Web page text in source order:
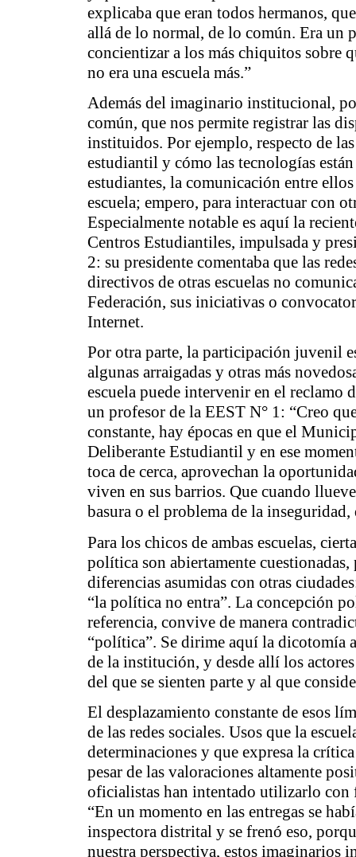
explicaba que eran todos hermanos,
allá de lo normal, de lo común. Era un
concientizar a los más chiquitos sobre
no era una escuela más.”
Además del imaginario institucional,
común, que nos permite registrar las
instituidos. Por ejemplo, respecto de
estudiantil y cómo las tecnologías
estudiantes, la comunicación entre ellos
escuela; empero, para interactuar con
Especialmente notable es aquí la
Centros Estudiantiles, impulsada y
2: su presidente comentaba que las
directivos de otras escuelas no
Federación, sus iniciativas o
Internet.
Por otra parte, la participación juvenil
algunas arraigadas y otras más
escuela puede intervenir en el reclamo
un profesor de la EEST N° 1: “Creo
constante, hay épocas en que el
Deliberante Estudiantil y en ese
toca de cerca, aprovechan la
viven en sus barrios. Que cuando
basura o el problema de la inseguridad,
Para los chicos de ambas escuelas,
política son abiertamente
diferencias asumidas con otras
“la política no entra”. La concepción
referencia, convive de manera
“política”. Se dirime aquí la dicotomía
de la institución, y desde allí los
del que se sienten parte y al que
El desplazamiento constante de esos
de las redes sociales. Usos que la
determinaciones y que expresa la
pesar de las valoraciones altamente
oficialistas han intentado utilizarlo con
“En un momento en las entregas se
inspectora distrital y se frenó eso,
nuestra perspectiva, estos imaginarios